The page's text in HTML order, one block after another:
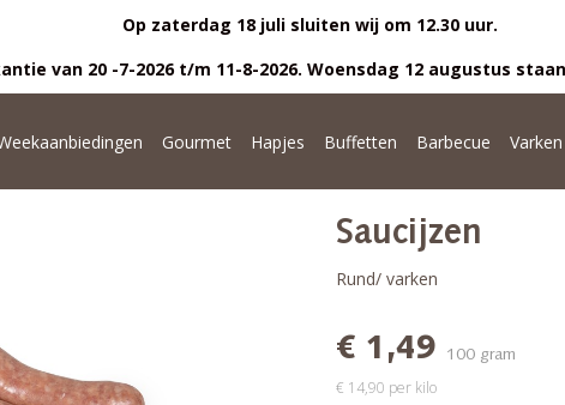
Op zaterdag 18 juli sluiten wij om 12.30 uur.
van 20 -7-2026 t/m 11-8-2026. Woensdag 12 augustus
Gourmet Hapjes Buffetten Barbecue
Saucijzen
Rund/ varken
€ 1,49 100 gram
€ 14,90 per kilo